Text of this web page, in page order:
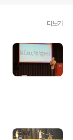
더보기